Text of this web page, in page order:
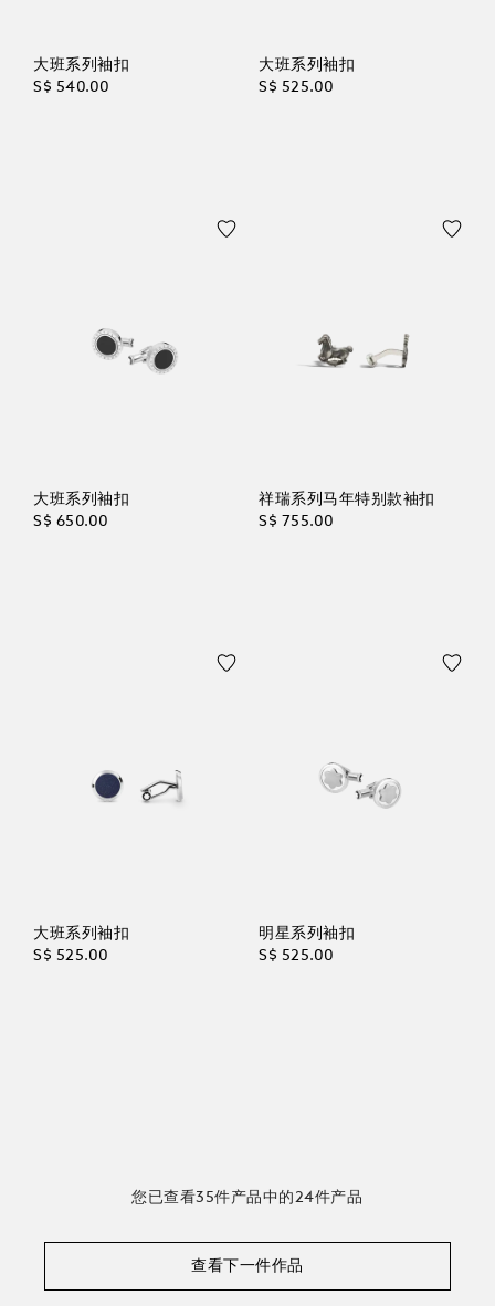
大班系列袖扣
S$ 540.00
大班系列袖扣
S$ 525.00
大班系列袖扣
S$ 650.00
祥瑞系列马年特别款袖扣
S$ 755.00
大班系列袖扣
S$ 525.00
明星系列袖扣
S$ 525.00
您已查看35件产品中的24件产品
查看下一件作品